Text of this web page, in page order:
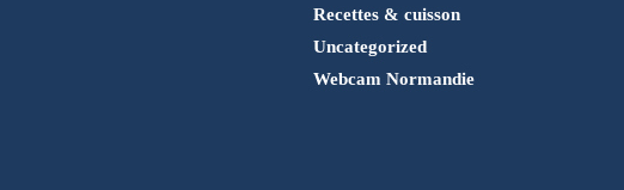
Recettes & cuisson
Uncategorized
Webcam Normandie